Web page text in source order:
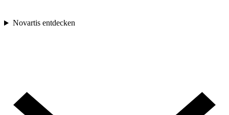
Novartis entdecken